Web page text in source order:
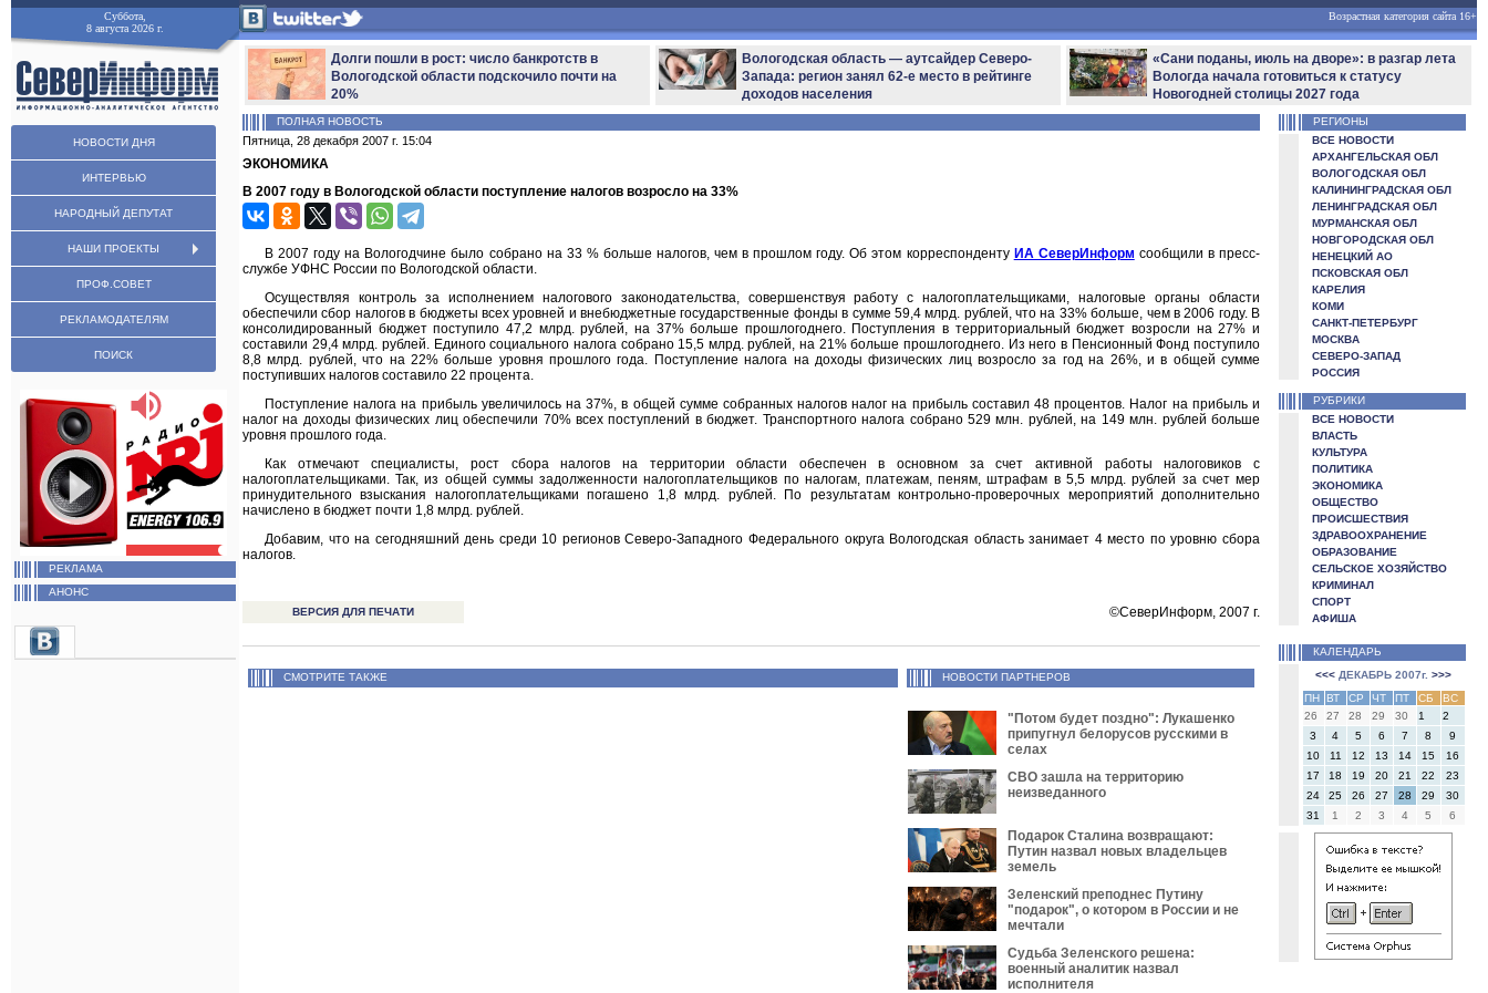
Суббота,
8 августа 2026 г.
НОВОСТИ ДНЯ
ИНТЕРВЬЮ
НАРОДНЫЙ ДЕПУТАТ
НАШИ ПРОЕКТЫ
ПРОФ.СОВЕТ
РЕКЛАМОДАТЕЛЯМ
ПОИСК
РЕКЛАМА
АНОНС
Возрастная категория сайта 16+
Долги пошли в рост: число банкротств в
Вологодской области подскочило почти на
20%
Вологодская область — аутсайдер Северо-
Запада: регион занял 62-е место в рейтинге
доходов населения
«Сани поданы, июль на дворе»: в разгар лета
Вологда начала готовиться к статусу
Новогодней столицы 2027 года
ПОЛНАЯ НОВОСТЬ
Пятница, 28 декабря 2007 г. 15:04
ЭКОНОМИКА
В 2007 году в Вологодской области поступление налогов возросло на 33%
В 2007 году на Вологодчине было собрано на 33 % больше налогов, чем в прошлом году. Об этом корреспонденту ИА СеверИнформ сообщили в пресс-
службе УФНС России по Вологодской области.
Осуществляя контроль за исполнением налогового законодательства, совершенствуя работу с налогоплательщиками, налоговые органы области
обеспечили сбор налогов в бюджеты всех уровней и внебюджетные государственные фонды в сумме 59,4 млрд. рублей, что на 33% больше, чем в 2006 году. В
консолидированный бюджет поступило 47,2 млрд. рублей, на 37% больше прошлогоднего. Поступления в территориальный бюджет возросли на 27% и
составили 29,4 млрд. рублей. Единого социального налога собрано 15,5 млрд. рублей, на 21% больше прошлогоднего. Из него в Пенсионный Фонд поступило
8,8 млрд. рублей, что на 22% больше уровня прошлого года. Поступление налога на доходы физических лиц возросло за год на 26%, и в общей сумме
поступивших налогов составило 22 процента.
Поступление налога на прибыль увеличилось на 37%, в общей сумме собранных налогов налог на прибыль составил 48 процентов. Налог на прибыль и
налог на доходы физических лиц обеспечили 70% всех поступлений в бюджет. Транспортного налога собрано 529 млн. рублей, на 149 млн. рублей больше
уровня прошлого года.
Как отмечают специалисты, рост сбора налогов на территории области обеспечен в основном за счет активной работы налоговиков с
налогоплательщиками. Так, из общей суммы задолженности налогоплательщиков по налогам, платежам, пеням, штрафам в 5,5 млрд. рублей за счет мер
принудительного взыскания налогоплательщиками погашено 1,8 млрд. рублей. По результатам контрольно-проверочных мероприятий дополнительно
начислено в бюджет почти 1,8 млрд. рублей.
Добавим, что на сегодняшний день среди 10 регионов Северо-Западного Федерального округа Вологодская область занимает 4 место по уровню сбора
налогов.
ВЕРСИЯ ДЛЯ ПЕЧАТИ ©СеверИнформ, 2007 г.
СМОТРИТЕ ТАКЖЕ НОВОСТИ ПАРТНЕРОВ
"Потом будет поздно": Лукашенко
припугнул белорусов русскими в
селах
СВО зашла на территорию
неизведанного
Подарок Сталина возвращают:
Путин назвал новых владельцев
земель
Зеленский преподнес Путину
"подарок", о котором в России и не
мечтали
Судьба Зеленского решена:
военный аналитик назвал
исполнителя
РЕГИОНЫ
ВСЕ НОВОСТИ
АРХАНГЕЛЬСКАЯ ОБЛ
ВОЛОГОДСКАЯ ОБЛ
КАЛИНИНГРАДСКАЯ ОБЛ
ЛЕНИНГРАДСКАЯ ОБЛ
МУРМАНСКАЯ ОБЛ
НОВГОРОДСКАЯ ОБЛ
НЕНЕЦКИЙ АО
ПСКОВСКАЯ ОБЛ
КАРЕЛИЯ
КОМИ
САНКТ-ПЕТЕРБУРГ
МОСКВА
СЕВЕРО-ЗАПАД
РОССИЯ
РУБРИКИ
ВСЕ НОВОСТИ
ВЛАСТЬ
КУЛЬТУРА
ПОЛИТИКА
ЭКОНОМИКА
ОБЩЕСТВО
ПРОИСШЕСТВИЯ
ЗДРАВООХРАНЕНИЕ
ОБРАЗОВАНИЕ
СЕЛЬСКОЕ ХОЗЯЙСТВО
КРИМИНАЛ
СПОРТ
АФИША
КАЛЕНДАРЬ
<<< ДЕКАБРЬ 2007г. >>>
ПН
ВТ СР ЧТ ПТ СБ
ВС
26
27 28 29 30 1
2
3
4 5 6 7 8
9
10
11 12 13 14 15
16
17
18 19 20 21 22
23
24
25 26 27 28 29
30
31
1 2 3 4 5 6